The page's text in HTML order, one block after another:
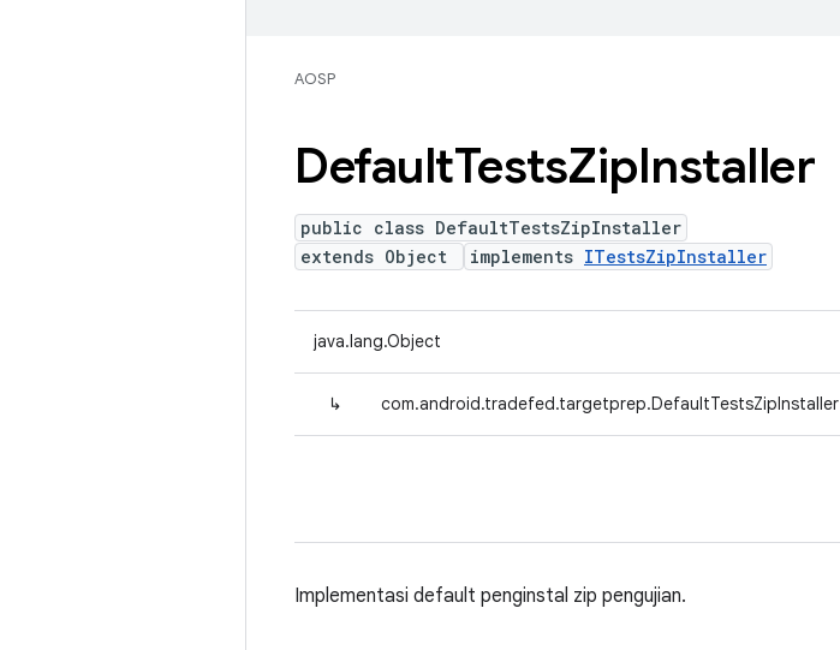
AOSP
DefaultTestsZipInstaller
public class DefaultTestsZipInstaller
extends Object
implements ITestsZipInstaller
java.lang.Object
↳ com.android.tradefed.targetprep.DefaultTestsZipInstaller
Implementasi default penginstal zip pengujian.